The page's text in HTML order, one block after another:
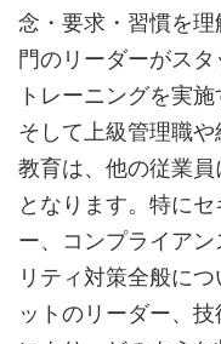
念・要求・習慣を
門のリーダーがス
トレーニングを実
そして上級管理職
教育は、他の従業
となります。特に
ー、コンプライア
リティ対策全般に
ットのリーダー、